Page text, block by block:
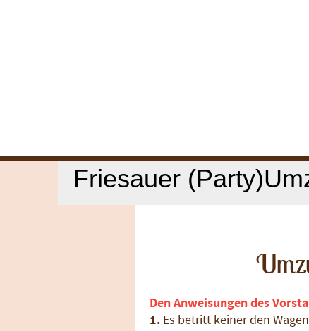
Friesauer
Den Anweisungen des
1. Es betritt keiner den